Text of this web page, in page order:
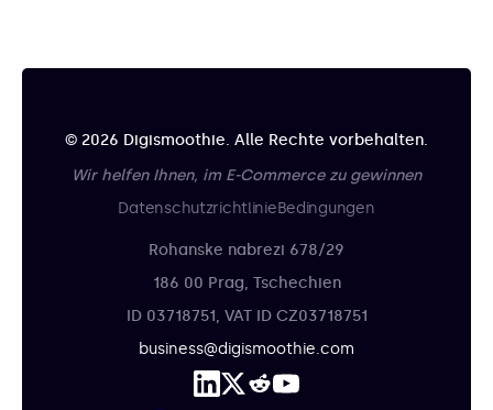
© 2026 Digismoothie. Alle Rechte vorbehalten.
Wir helfen Ihnen, im E-Commerce zu gewinnen
DatenschutzrichtlinieBedingungen
Rohanske nabrezi 678/29
186 00 Prag, Tschechien
ID 03718751, VAT ID CZ03718751
business@digismoothie.com